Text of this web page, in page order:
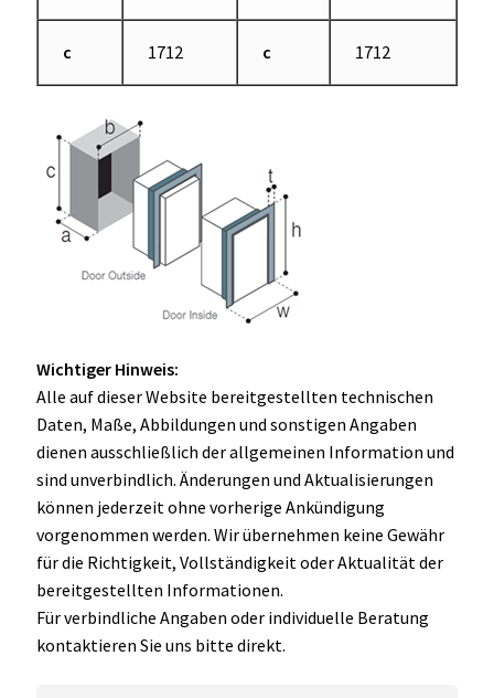
c 1712 c 1712
Wichtiger Hinweis:
Alle auf dieser Website bereitgestellten technischen
Daten, Maße, Abbildungen und sonstigen Angaben
dienen ausschließlich der allgemeinen Information und
sind unverbindlich. Änderungen und Aktualisierungen
können jederzeit ohne vorherige Ankündigung
vorgenommen werden. Wir übernehmen keine Gewähr
für die Richtigkeit, Vollständigkeit oder Aktualität der
bereitgestellten Informationen.
Für verbindliche Angaben oder individuelle Beratung
kontaktieren Sie uns bitte direkt.